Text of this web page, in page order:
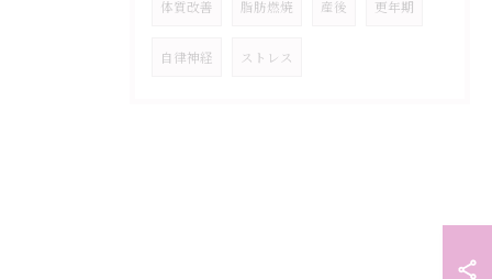
体質改善 脂肪燃焼 産後 更年期
自律神経 ストレス